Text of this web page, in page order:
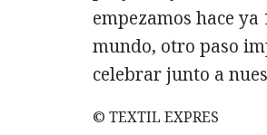
empezamos hace
mundo, otro paso
celebrar junto a
© TEXTIL EXPRES